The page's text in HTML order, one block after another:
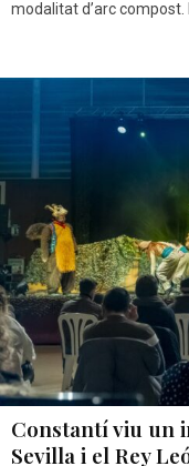
modalitat d’arc compost.
Constantí viu un
Sevilla i el Rey